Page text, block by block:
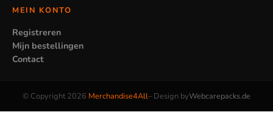
MEIN KONTO
Registreren
Mijn bestellingen
Contact
© Copyright 2026 Merchandise4All– Design byWebcarepacks.de